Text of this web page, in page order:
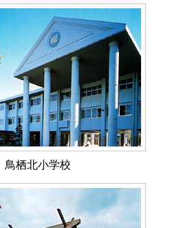
鳥栖北小学校